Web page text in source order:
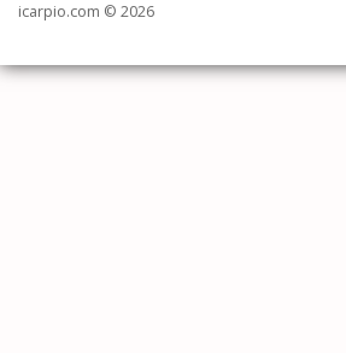
icarpio.com © 2026